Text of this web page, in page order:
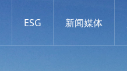
ESG 新闻媒体